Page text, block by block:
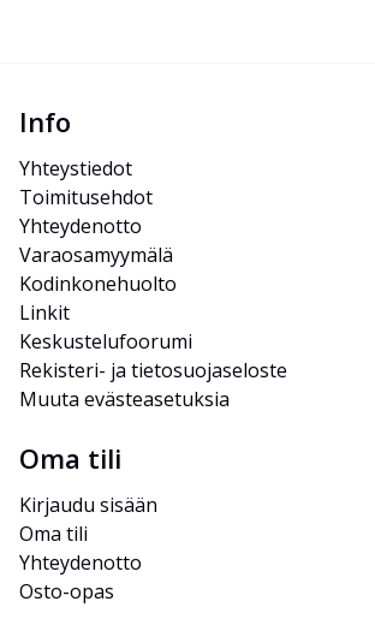
Info
Yhteystiedot
Toimitusehdot
Yhteydenotto
Varaosamyymälä
Kodinkonehuolto
Linkit
Keskustelufoorumi
Rekisteri- ja tietosuojaseloste
Muuta evästeasetuksia
Oma tili
Kirjaudu sisään
Oma tili
Yhteydenotto
Osto-opas